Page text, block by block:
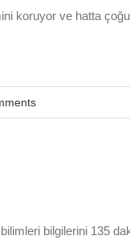
koruyor ve hatta
bilgilerini 135